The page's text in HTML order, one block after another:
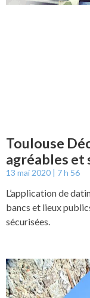
Toulouse
agréables et
13 mai 2020 7 h 56
L’application de
bancs et lieux
sécurisées.